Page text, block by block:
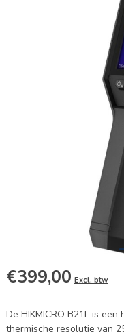
€399,00 Excl. btw
De HIKMICRO B21L is
thermische resolutie van